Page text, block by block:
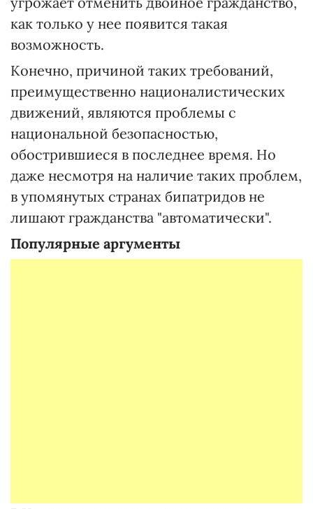
как только у нее появится такая
возможность.
Конечно, причиной таких требований,
преимущественно националистических
движений, являются проблемы с
национальной безопасностью,
обострившиеся в последнее время. Но
даже несмотря на наличие таких проблем,
в упомянутых странах бипатридов не
лишают гражданства "автоматически".
Популярные аргументы